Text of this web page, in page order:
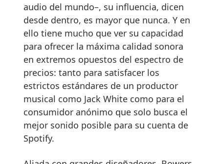
audio del mundo–, su influencia, dicen
desde dentro, es mayor que nunca. Y en
ello tiene mucho que ver su capacidad
para ofrecer la máxima calidad sonora
en extremos opuestos del espectro de
precios: tanto para satisfacer los
estrictos estándares de un productor
musical como Jack White como para el
consumidor anónimo que solo busca el
mejor sonido posible para su cuenta de
Spotify.